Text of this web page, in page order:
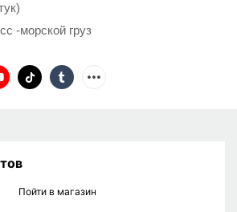
-морской груз
Пойти в магазин